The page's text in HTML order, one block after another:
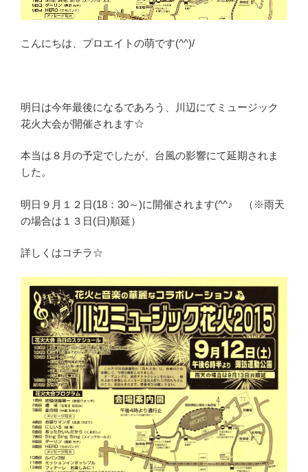
こんにちは、プロエイトの萌です(^^)/
明日は今年最後になるであろう、川辺にてミュージック
花火大会が開催されます☆
本当は８月の予定でしたが、台風の影響にて延期されま
した。
明日９月１２日(18：30～)に開催されます(^^♪ （※雨天
の場合は１３日(日)順延）
詳しくはコチラ☆